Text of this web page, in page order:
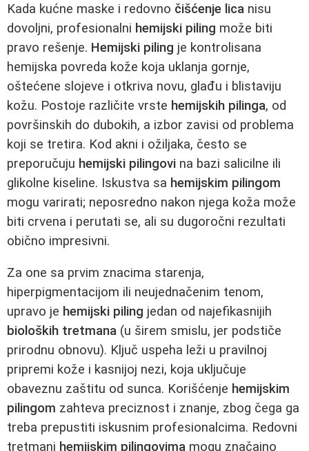
Kada kućne maske i redovno čišćenje lica nisu
dovoljni, profesionalni hemijski piling može biti
pravo rešenje. Hemijski piling je kontrolisana
hemijska povreda kože koja uklanja gornje,
oštećene slojeve i otkriva novu, glađu i blistaviju
kožu. Postoje različite vrste hemijskih pilinga, od
površinskih do dubokih, a izbor zavisi od problema
koji se tretira. Kod akni i ožiljaka, često se
preporučuju hemijski pilingovi na bazi salicilne ili
glikolne kiseline. Iskustva sa hemijskim pilingom
mogu varirati; neposredno nakon njega koža može
biti crvena i perutati se, ali su dugoročni rezultati
obično impresivni.
Za one sa prvim znacima starenja,
hiperpigmentacijom ili neujednačenim tenom,
upravo je hemijski piling jedan od najefikasnijih
bioloških tretmana (u širem smislu, jer podstiče
prirodnu obnovu). Ključ uspeha leži u pravilnoj
pripremi kože i kasnijoj nezi, koja uključuje
obaveznu zaštitu od sunca. Korišćenje hemijskim
pilingom zahteva preciznost i znanje, zbog čega ga
treba prepustiti iskusnim profesionalcima. Redovni
tretmani hemijskim pilingovima mogu značajno